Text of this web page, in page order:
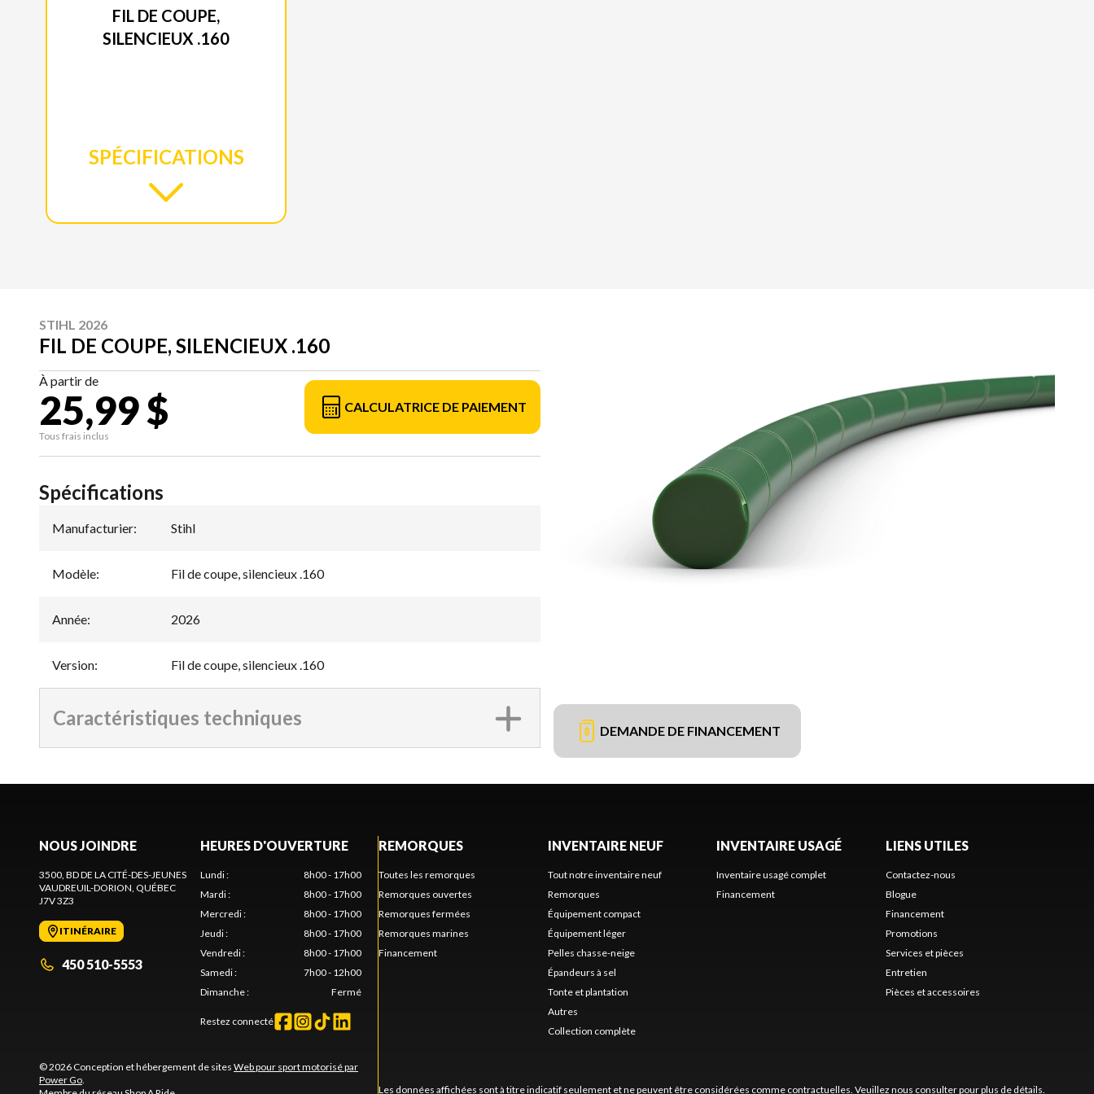
FIL DE COUPE,
SILENCIEUX .160
SPÉCIFICATIONS
STIHL 2026
FIL DE COUPE, SILENCIEUX .160
À partir de
25,99 $
Tous frais inclus
CALCULATRICE DE PAIEMENT
DEMANDE DE FINANCEMENT
Spécifications
Manufacturier: Stihl
Modèle: Fil de coupe, silencieux .160
Année: 2026
Version: Fil de coupe, silencieux .160
Caractéristiques techniques
NOUS JOINDRE
3500, BD DE LA CITÉ-DES-JEUNES
VAUDREUIL-DORION, QUÉBEC
J7V 3Z3
ITINÉRAIRE
450 510-5553
HEURES D'OUVERTURE
Lundi:
8h00 - 17h00
Mardi:
8h00 - 17h00
Mercredi:
8h00 - 17h00
Jeudi:
8h00 - 17h00
Vendredi:
8h00 - 17h00
Samedi:
7h00 - 12h00
Dimanche: Fermé
Restez connecté
© 2026 Conception et hébergement de sites Web pour sport motorisé par
Power Go.
REMORQUES
Toutes les remorques
Remorques ouvertes
Remorques fermées
Remorques marines
Financement
INVENTAIRE NEUF
Tout notre inventaire neuf
Remorques
Équipement compact
Équipement léger
Pelles chasse-neige
Épandeurs à sel
Tonte et plantation
Autres
Collection complète
INVENTAIRE USAGÉ
Inventaire usagé complet
Financement
LIENS UTILES
Contactez-nous
Blogue
Financement
Promotions
Services et pièces
Entretien
Pièces et accessoires
Les données affichées sont à titre indicatif seulement et ne peuvent être considérées comme contractuelles. Veuillez nous consulter pour plus de détails.